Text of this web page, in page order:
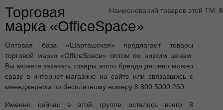
Наименований товаров этой ТМ: 8
Торговая
марка «OfficeSpace»
Оптовая база «Шарташская» предлагает товары
торговой марки «OfficeSpace» оптом по низким ценам.
Вы можете заказать товары этого бренда дешево можно
сразу в интернет-магазине на сайте или связавшись с
менеджерами по бесплатному номеру 8 800 5000 260.
Именно сейчас в этой группе осталось всего 8